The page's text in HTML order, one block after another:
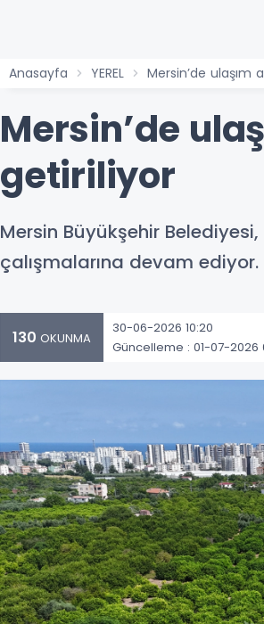
Anasayfa YEREL Mersin’de
Mersin’de
getiriliyor
Mersin Büyükşehir
çalışmalarına devam ediyor.
130 OKUNMA
30-06-2026 10:20
Güncelleme : 01-07-2026